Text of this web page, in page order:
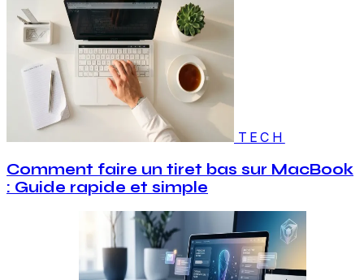
TECH
Comment faire un tiret bas sur MacBook
: Guide rapide et simple